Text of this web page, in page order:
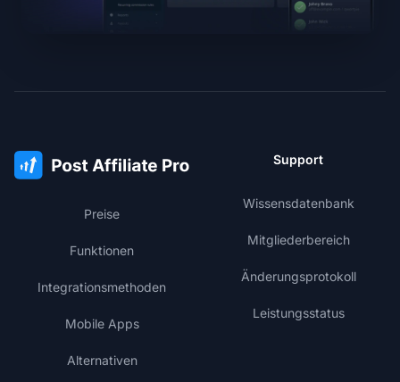
Preise
Funktionen
Integrationsmethoden
Mobile Apps
Alternativen
Support
Wissensdatenbank
Mitgliederbereich
Änderungsprotokoll
Leistungsstatus